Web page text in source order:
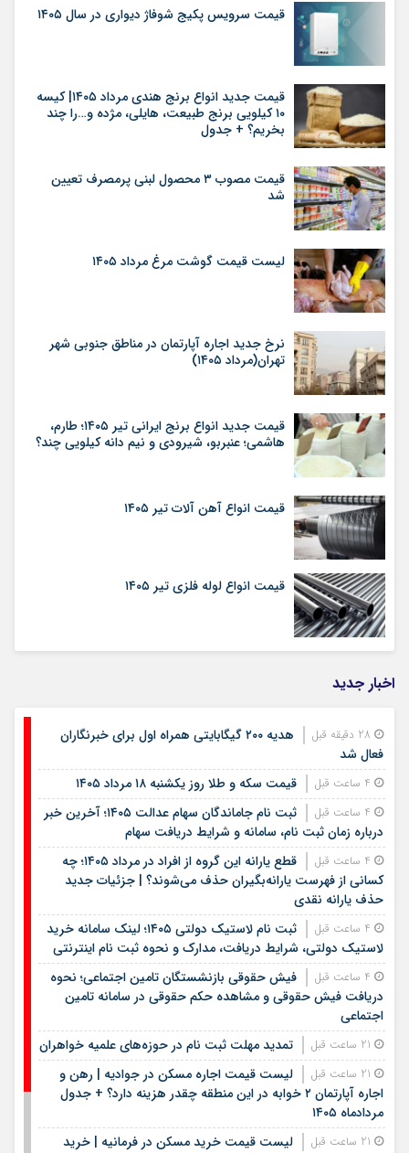
قیمت سرویس پکیج شوفاژ دیواری در سال ۱۴۰۵
قیمت جدید انواع برنج هندی مرداد ۱۴۰۵| کیسه
۱۰ کیلویی برنج طبیعت، هایلی، مژده و…را چند
بخریم؟ + جدول
قیمت مصوب ۳ محصول لبنی پرمصرف تعیین
شد
لیست قیمت گوشت مرغ مرداد ۱۴۰۵
نرخ جدید اجاره آپارتمان در مناطق جنوبی شهر
تهران(مرداد ۱۴۰۵)
قیمت جدید انواع برنج ایرانی تیر ۱۴۰۵؛ طارم،
هاشمی؛ عنبربو، شیرودی و نیم دانه کیلویی چند؟
قیمت انواع آهن آلات تیر ۱۴۰۵
قیمت انواع لوله فلزی تیر ۱۴۰۵
اخبار جدید
هدیه ۲۰۰ گیگابایتی همراه اول برای خبرنگاران
فعال شد
قیمت سکه و طلا روز یکشنبه ۱۸ مرداد ۱۴۰۵
ثبت نام جاماندگان سهام عدالت ۱۴۰۵؛ آخرین خبر
درباره زمان ثبت نام، سامانه و شرایط دریافت سهام
قطع یارانه این گروه از افراد در مرداد ۱۴۰۵؛ چه
کسانی از فهرست یارانه‌بگیران حذف می‌شوند؟ | جزئیات جدید
حذف یارانه نقدی
ثبت نام لاستیک دولتی ۱۴۰۵؛ لینک سامانه خرید
لاستیک دولتی، شرایط دریافت، مدارک و نحوه ثبت نام اینترنتی
فیش حقوقی بازنشستگان تامین اجتماعی؛ نحوه
دریافت فیش حقوقی و مشاهده حکم حقوقی در سامانه تامین
اجتماعی
تمدید مهلت ثبت نام در حوزه‌های علمیه خواهران
لیست قیمت اجاره مسکن در جوادیه | رهن و
اجاره آپارتمان ۲ خوابه در این منطقه چقدر هزینه دارد؟ + جدول
مردادماه ۱۴۰۵
لیست قیمت خرید مسکن در فرمانیه | خرید